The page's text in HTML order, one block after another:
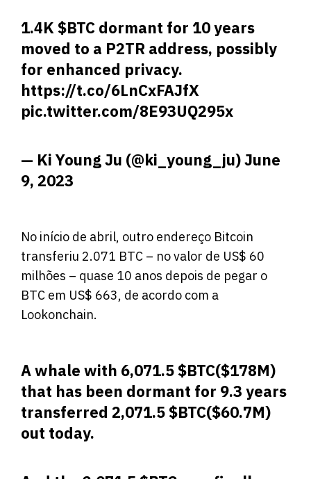
1.4K$BTC dormant for 10 years
moved to a P2TR address, possibly
for enhanced privacy.
https://t.co/6LnCxFAJfX
pic.twitter.com/8E93UQ295x
— Ki Young Ju (@ki_young_ju)June
9, 2023
No início de abril, outro endereço Bitcoin
transferiu 2.071 BTC – no valor de US$ 60
milhões – quase 10 anos depois de pegar o
BTC em US$ 663, de acordo com a
Lookonchain.
A whale with 6,071.5$BTC($178M)
that has been dormant for 9.3 years
transferred 2,071.5$BTC($60.7M)
out today.